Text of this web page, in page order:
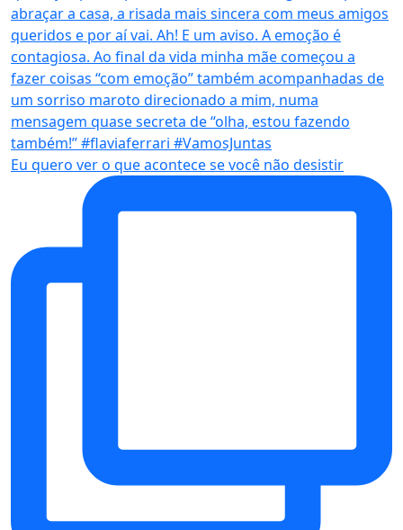
Eu quero ver o que acontece se você não desistir